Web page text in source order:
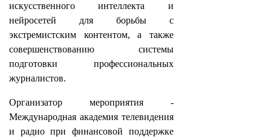
искусственного интеллекта и
нейросетей для борьбы с
экстремистским контентом, а также
совершенствованию системы
подготовки профессиональных
журналистов.
Организатор мероприятия -
Международная академия телевидения
и радио при финансовой поддержке